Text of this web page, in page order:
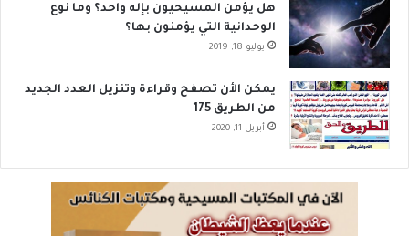
هل يؤمن المسيحيون بإله واحد؟ وما نوع
الوحدانية التي يؤمنون بها؟
يوليو 18, 2019
يمكن الأن تصفح وقراءة وتنزيل العدد الجديد
من الطريق 175
أبريل 11, 2020